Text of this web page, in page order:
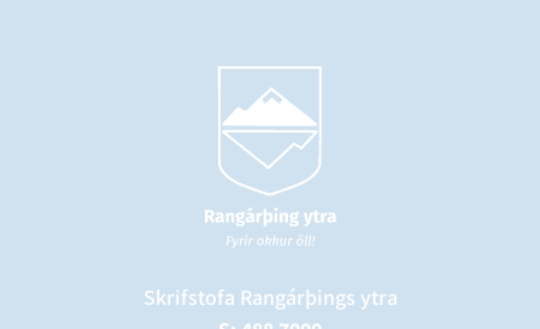
Skrifstofa Rangárþings ytra